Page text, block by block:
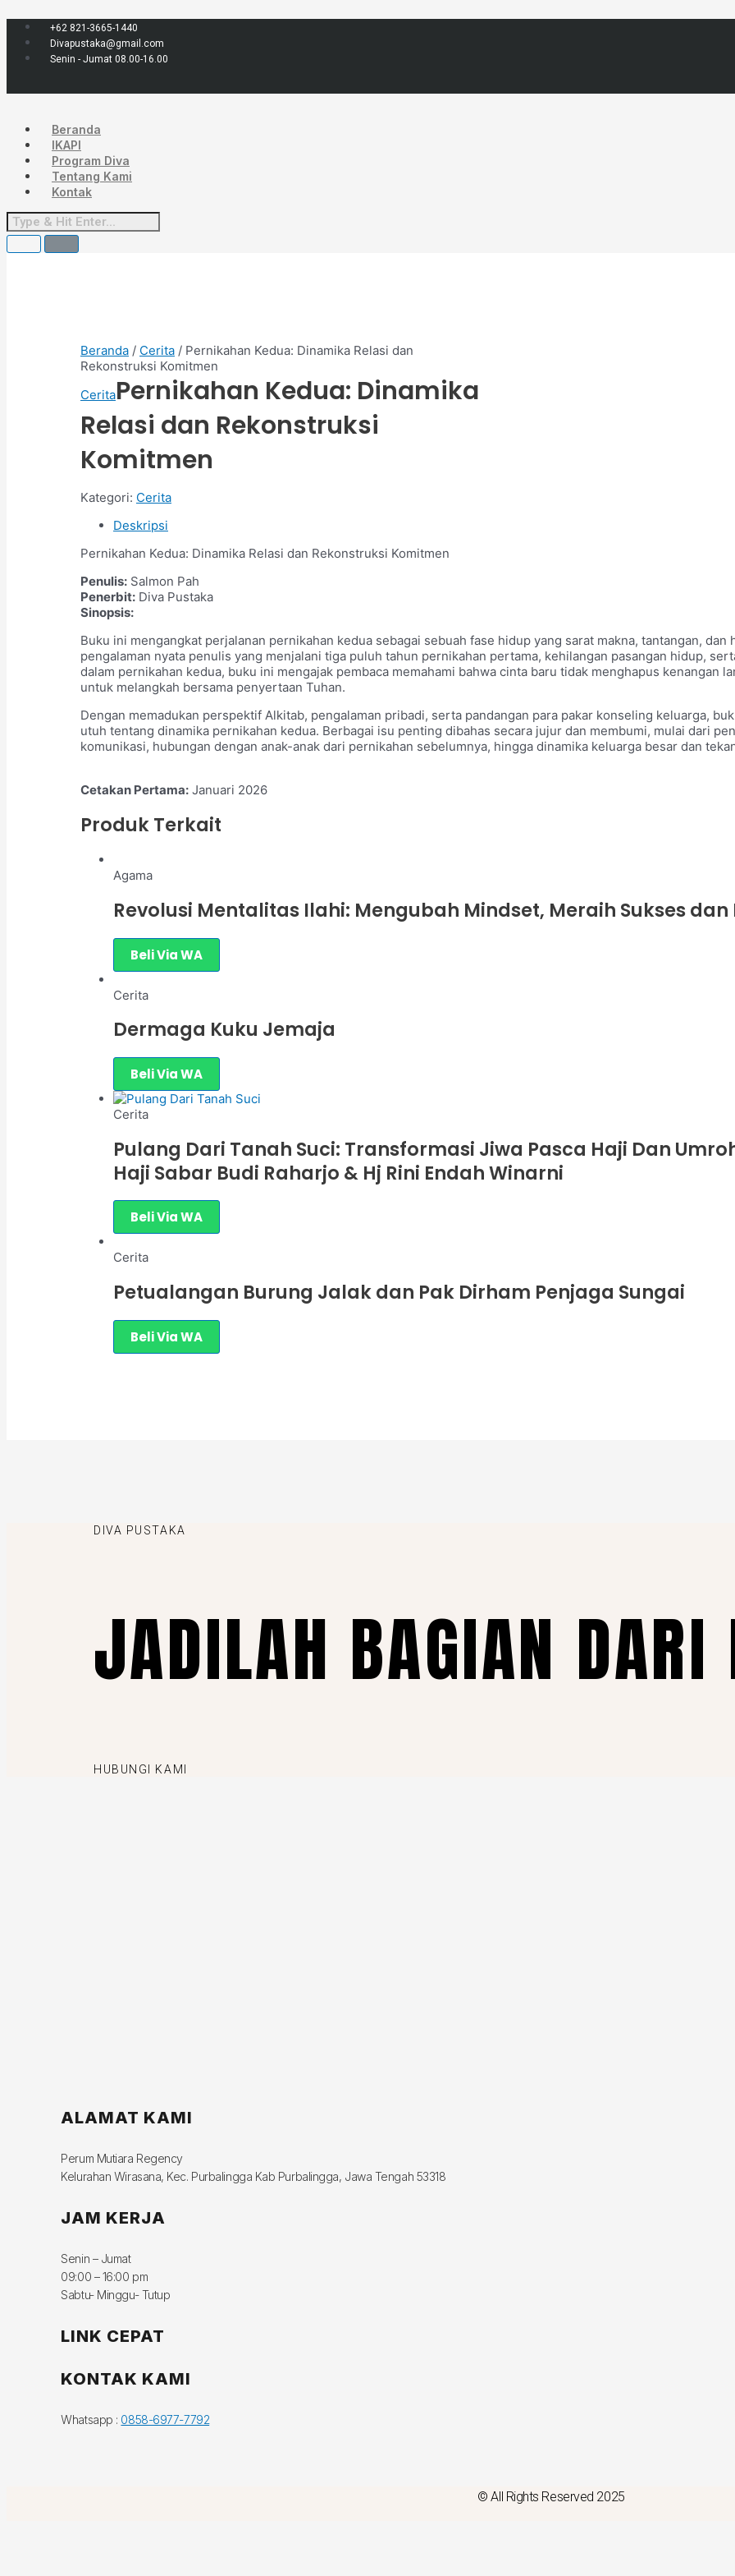
ke
konten
+62 821-3665-1440
Divapustaka@gmail.com
Senin - Jumat 08.00-16.00
Beranda
IKAPI
Program Diva
Tentang Kami
Kontak
Beranda / Cerita / Pernikahan Kedua: Dinamika Relasi dan
Rekonstruksi Komitmen
CeritaPernikahan Kedua: Dinamika
Relasi dan Rekonstruksi
Komitmen
Kategori: Cerita
Deskripsi
Pernikahan Kedua: Dinamika Relasi dan Rekonstruksi Komitmen
Penulis: Salmon Pah
Penerbit: Diva Pustaka
Sinopsis:
Buku ini mengangkat perjalanan pernikahan kedua sebagai sebuah fase hidup yang sarat makna, tantangan, dan
pengalaman nyata penulis yang menjalani tiga puluh tahun pernikahan pertama, kehilangan pasangan hidup,
dalam pernikahan kedua, buku ini mengajak pembaca memahami bahwa cinta baru tidak menghapus kenangan
untuk melangkah bersama penyertaan Tuhan.
Dengan memadukan perspektif Alkitab, pengalaman pribadi, serta pandangan para pakar konseling keluarga,
utuh tentang dinamika pernikahan kedua. Berbagai isu penting dibahas secara jujur dan membumi, mulai dari
komunikasi, hubungan dengan anak-anak dari pernikahan sebelumnya, hingga dinamika keluarga besar dan
Cetakan Pertama: Januari 2026
Produk Terkait
Agama
Revolusi Mentalitas Ilahi: Mengubah Mindset, Meraih Sukses
Beli Via WA
Cerita
Dermaga Kuku Jemaja
Beli Via WA
Cerita
Pulang Dari Tanah Suci: Transformasi Jiwa Pasca Haji Dan
Haji Sabar Budi Raharjo & Hj Rini Endah Winarni
Beli Via WA
Cerita
Petualangan Burung Jalak dan Pak Dirham Penjaga Sungai
Beli Via WA
DIVA PUSTAKA
JADILAH BAGIAN
HUBUNGI KAMI
ALAMAT KAMI
Perum Mutiara Regency
Kelurahan Wirasana, Kec. Purbalingga Kab Purbalingga, Jawa Tengah 53318
JAM KERJA
Senin – Jumat
09:00 – 16:00 pm
Sabtu- Minggu- Tutup
LINK CEPAT
KONTAK KAMI
Whatsapp : 0858-6977-7792
© All Rights Reserved 2025